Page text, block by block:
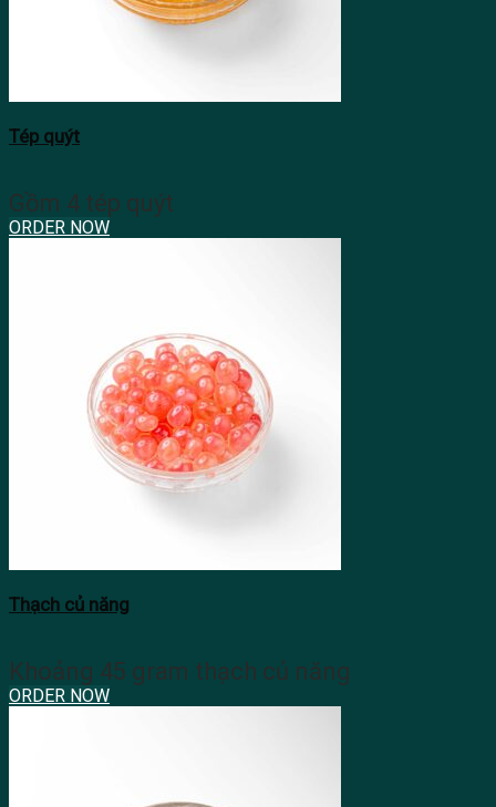
Tép quýt
Gồm 4 tép quýt
ORDER NOW
Thạch củ năng
Khoảng 45 gram thạch củ năng
ORDER NOW